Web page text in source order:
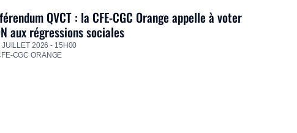
QVCT : la CFE-CGC Orange appelle à voter
aux régressions sociales
JUILLET 2026 - 15H00
CGC ORANGE